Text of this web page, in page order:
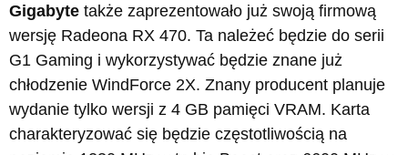
Gigabyte także zaprezentowało już swoją firmową
wersję Radeona RX 470. Ta należeć będzie do serii
G1 Gaming i wykorzystywać będzie znane już
chłodzenie WindForce 2X. Znany producent planuje
wydanie tylko wersji z 4 GB pamięci VRAM. Karta
charakteryzować się będzie częstotliwością na